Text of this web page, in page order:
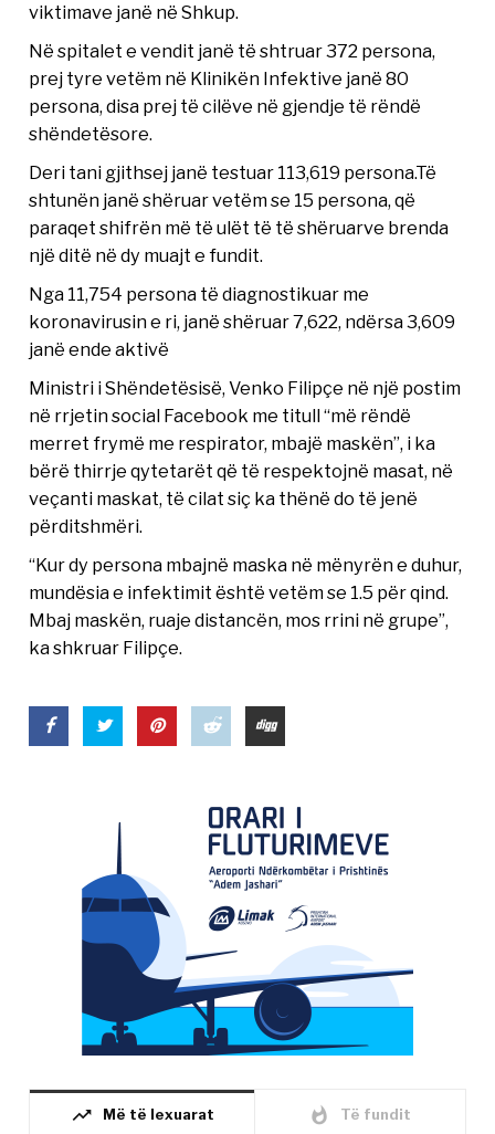
viktimave janë në Shkup.
Në spitalet e vendit janë të shtruar 372 persona,
prej tyre vetëm në Klinikën Infektive janë 80
persona, disa prej të cilëve në gjendje të rëndë
shëndetësore.
Deri tani gjithsej janë testuar 113,619 persona.Të
shtunën janë shëruar vetëm se 15 persona, që
paraqet shifrën më të ulët të të shëruarve brenda
një ditë në dy muajt e fundit.
Nga 11,754 persona të diagnostikuar me
koronavirusin e ri, janë shëruar 7,622, ndërsa 3,609
janë ende aktivë
Ministri i Shëndetësisë, Venko Filipçe në një postim
në rrjetin social Facebook me titull “më rëndë
merret frymë me respirator, mbajë maskën”, i ka
bërë thirrje qytetarët që të respektojnë masat, në
veçanti maskat, të cilat siç ka thënë do të jenë
përditshmëri.
“Kur dy persona mbajnë maska në mënyrën e duhur,
mundësia e infektimit është vetëm se 1.5 për qind.
Mbaj maskën, ruaje distancën, mos rrini në grupe”,
ka shkruar Filipçe.
trending_up Më të lexuarat whatshot Të fundit